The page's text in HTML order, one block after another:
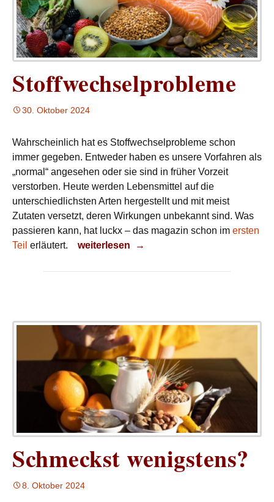
Stoffwechselprobleme
30. Oktober 2024
Wahrscheinlich hat es Stoffwechselprobleme schon
immer gegeben. Entweder haben es unsere Vorfahren als
„normal“ angesehen oder sie sind in früher Vorzeit
verstorben. Heute werden Lebensmittel auf die
unterschiedlichsten Arten hergestellt und mit meist
Zutaten versetzt, deren Wirkungen unbekannt sind. Was
passieren kann, hat luckx – das magazin schon im ersten
Teil erläutert. Stoffwechselprobleme
weiterlesen →
Schmeckst wenigstens?
8. Oktober 2024